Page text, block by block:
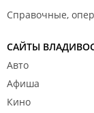
Справочные,
САЙТЫ
Авто
Афиша
Кино